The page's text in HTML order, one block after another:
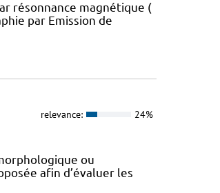
résonnance magnétique (
par Emission de
relevance: 24%
ou
afin d’évaluer les